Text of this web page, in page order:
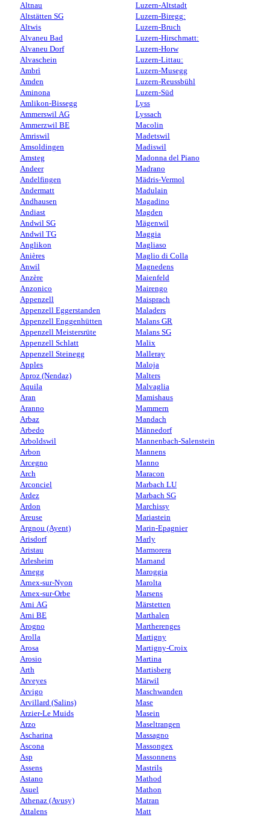
Altnau
Altstätten SG
Altwis
Alvaneu Bad
Alvaneu Dorf
Alvaschein
Ambrì
Amden
Aminona
Amlikon-Bissegg
Ammerswil AG
Ammerzwil BE
Amriswil
Amsoldingen
Amsteg
Andeer
Andelfingen
Andermatt
Andhausen
Andiast
Andwil SG
Andwil TG
Anglikon
Anières
Anwil
Anzère
Anzonico
Appenzell
Appenzell Eggerstanden
Appenzell Enggenhütten
Appenzell Meistersrüte
Appenzell Schlatt
Appenzell Steinegg
Apples
Aproz (Nendaz)
Aquila
Aran
Aranno
Arbaz
Arbedo
Arboldswil
Arbon
Arcegno
Arch
Arconciel
Ardez
Ardon
Areuse
Argnou (Ayent)
Arisdorf
Aristau
Arlesheim
Arnegg
Arnex-sur-Nyon
Arnex-sur-Orbe
Arni AG
Arni BE
Arogno
Arolla
Arosa
Arosio
Arth
Arveyes
Arvigo
Arvillard (Salins)
Arzier-Le Muids
Arzo
Ascharina
Ascona
Asp
Assens
Astano
Asuel
Athenaz (Avusy)
Attalens
Luzern-Altstadt
Luzern-Biregg:
Luzern-Bruch
Luzern-Hirschmatt:
Luzern-Horw
Luzern-Littau:
Luzern-Musegg
Luzern-Reussbühl
Luzern-Süd
Lyss
Lyssach
Macolin
Madetswil
Madiswil
Madonna del Piano
Madrano
Mädris-Vermol
Madulain
Magadino
Magden
Mägenwil
Maggia
Magliaso
Maglio di Colla
Magnedens
Maienfeld
Mairengo
Maisprach
Maladers
Malans GR
Malans SG
Malix
Malleray
Maloja
Malters
Malvaglia
Mamishaus
Mammern
Mandach
Männedorf
Mannenbach-Salenstein
Mannens
Manno
Maracon
Marbach LU
Marbach SG
Marchissy
Mariastein
Marin-Epagnier
Marly
Marmorera
Marnand
Maroggia
Marolta
Marsens
Märstetten
Marthalen
Martherenges
Martigny
Martigny-Croix
Martina
Martisberg
Märwil
Maschwanden
Mase
Masein
Maseltrangen
Massagno
Massongex
Massonnens
Mastrils
Mathod
Mathon
Matran
Matt